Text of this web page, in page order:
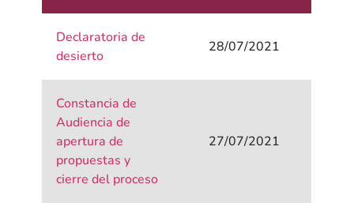
Declaratoria de
desierto
28/07/2021
Constancia de
Audiencia de
apertura de
propuestas y
cierre del proceso
27/07/2021